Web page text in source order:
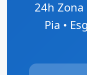
24h Zona
Pia •